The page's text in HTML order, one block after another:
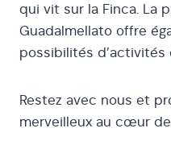
qui vit sur la Finca. La
Guadalmellato offre
possibilités d’activités
Restez avec nous et
merveilleux au cœur